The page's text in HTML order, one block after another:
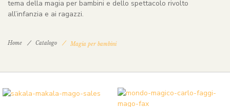
tema della magia per bambini e dello spettacolo rivolto
all’infanzia e ai ragazzi.
Home Catalogo Magia per bambini